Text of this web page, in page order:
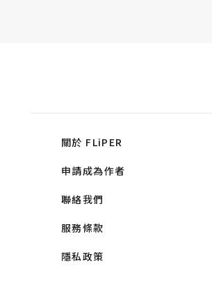
關於 FLiPER
申請成為作者
聯絡我們
服務條款
隱私政策